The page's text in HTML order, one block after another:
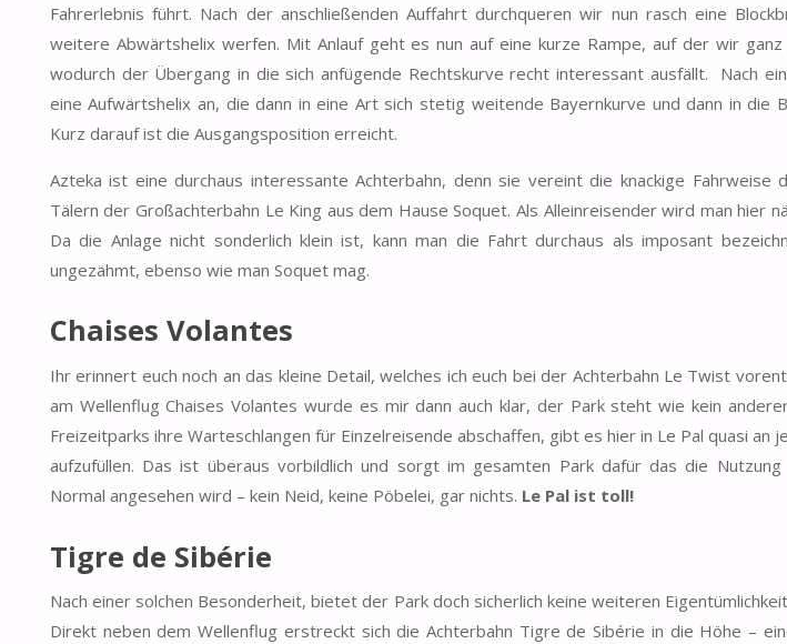
Fahrerlebnis führt. Nach der anschließenden Auffahrt durchqueren wir nun rasch eine
weitere Abwärtshelix werfen. Mit Anlauf geht es nun auf eine kurze Rampe, auf der wir ganz
wodurch der Übergang in die sich anfügende Rechtskurve recht interessant ausfällt. Nach
eine Aufwärtshelix an, die dann in eine Art sich stetig weitende Bayernkurve und dann in die
Kurz darauf ist die Ausgangsposition erreicht.
Azteka ist eine durchaus interessante Achterbahn, denn sie vereint die knackige
Tälern der Großachterbahn Le King aus dem Hause Soquet. Als Alleinreisender wird man hier
Da die Anlage nicht sonderlich klein ist, kann man die Fahrt durchaus als imposant
ungezähmt, ebenso wie man Soquet mag.
Chaises Volantes
Ihr erinnert euch noch an das kleine Detail, welches ich euch bei der Achterbahn Le Twist
am Wellenflug Chaises Volantes wurde es mir dann auch klar, der Park steht wie kein
Freizeitparks ihre Warteschlangen für Einzelreisende abschaffen, gibt es hier in Le Pal quasi an
aufzufüllen. Das ist überaus vorbildlich und sorgt im gesamten Park dafür das die Nutzung
Normal angesehen wird – kein Neid, keine Pöbelei, gar nichts. Le Pal ist toll!
Tigre de Sibérie
Nach einer solchen Besonderheit, bietet der Park doch sicherlich keine weiteren
Direkt neben dem Wellenflug erstreckt sich die Achterbahn Tigre de Sibérie in die Höhe –